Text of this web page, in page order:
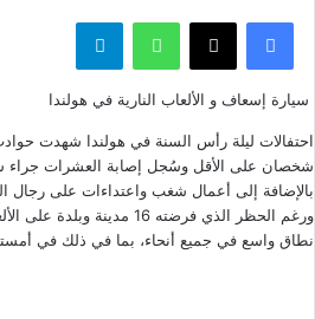
فيسبوك ‫X واتساب تيلقرام
سيارة إسعاف و الألعاب النارية في هولندا
احتفالات ليلة رأس السنة في هولندا شهدت
شخصان على الأقل وسُجل إصابة العشرات جراء
بالإضافة إلى أعمال شغب واعتداءات على رجال
ورغم الحظر الذي فرضته 16 مدينة وبلدة
على
نطاق واسع في جميع أنحاء، بما في ذلك في